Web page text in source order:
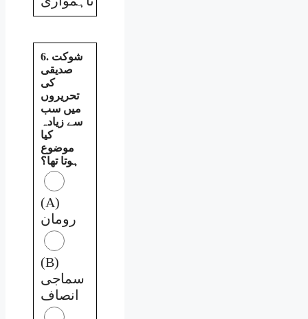
6. شوکت
صدیقی
کی
تحریروں
میں سب
سے زیادہ
کیا
موضوع
ہوتا تھا؟
(A)
رومان
(B)
سماجی
انصاف